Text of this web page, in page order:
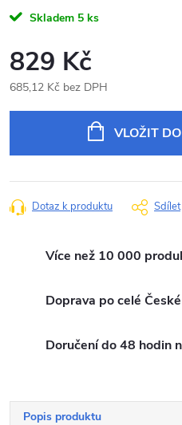
Skladem 5 ks
829 Kč
685,12 Kč bez DPH
VLOŽIT
Dotaz k produktu Sdílet
Více než 10 000
Doprava po celé
Doručení do 48 hodin
Popis produktu